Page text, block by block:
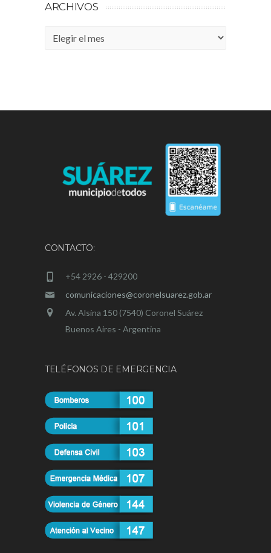
ARCHIVOS
Archivos
CONTACTO:
+54 2926 - 429200
comunicaciones@coronelsuarez.gob.ar
Av. Alsina 150 (7540) Coronel Suárez
Buenos Aires - Argentina
TELÉFONOS DE EMERGENCIA